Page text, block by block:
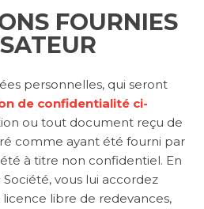
FOURNIES
personnelles, qui seront
de confidentialité ci-
ou tout document reçu de
comme ayant été fourni par
à titre non confidentiel. En
vous lui accordez
libre de redevances,